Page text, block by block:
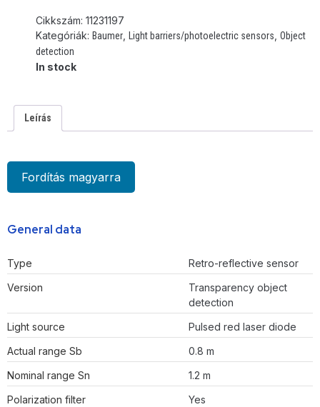
Cikkszám: 11231197
Kategóriák: Baumer Light barriers/photoelectric sensors Object
detection
In stock
Leírás
Fordítás magyarra
General data
Type
Retro-reflective sensor
Version
Transparency object
detection
Light source
Pulsed red laser diode
Actual range Sb
0.8 m
Nominal range Sn
1.2 m
Polarization filter
Yes